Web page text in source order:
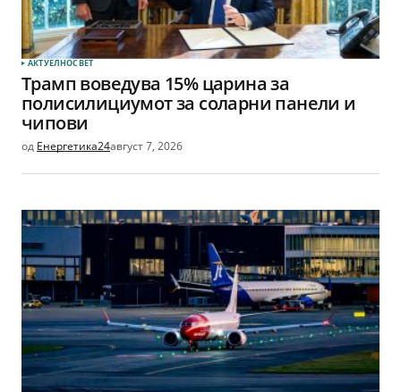
АКТУЕЛНОСВЕТ
Трамп воведува 15% царина за
полисилициумот за соларни панели и
чипови
од Енергетика24август 7, 2026